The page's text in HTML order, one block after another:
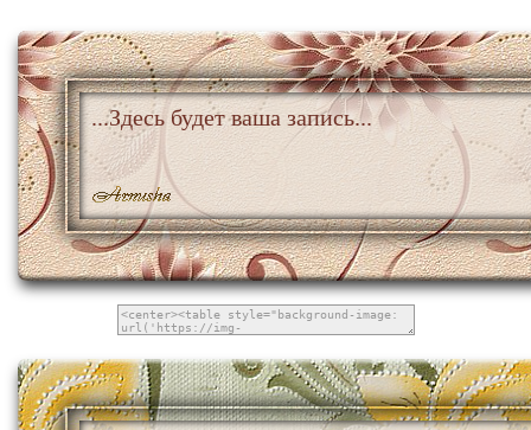
...Здесь будет ваша запись...